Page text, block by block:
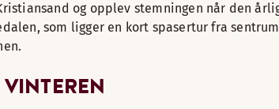
og opplev stemningen når den
som ligger en kort spasertur fra